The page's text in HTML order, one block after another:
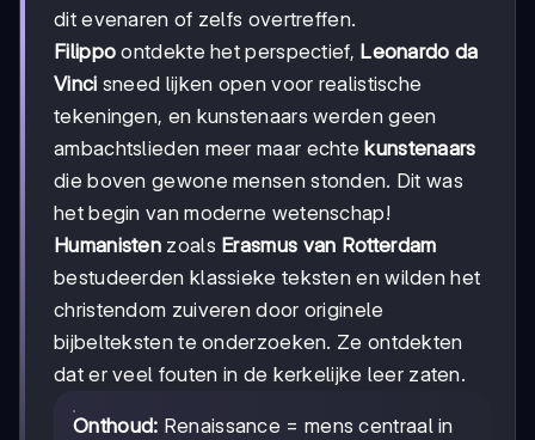
dit evenaren of zelfs overtreffen.
Filippo ontdekte het perspectief, Leonardo da
Vinci sneed lijken open voor realistische
tekeningen, en kunstenaars werden geen
ambachtslieden meer maar echtekunstenaars
die boven gewone mensen stonden. Dit was
het begin van moderne wetenschap!
Humanisten zoals Erasmus van Rotterdam
bestudeerden klassieke teksten en wilden het
christendom zuiveren door originele
bijbelteksten te onderzoeken. Ze ontdekten
dat er veel fouten in de kerkelijke leer zaten.
Onthoud: Renaissance = mens centraal in